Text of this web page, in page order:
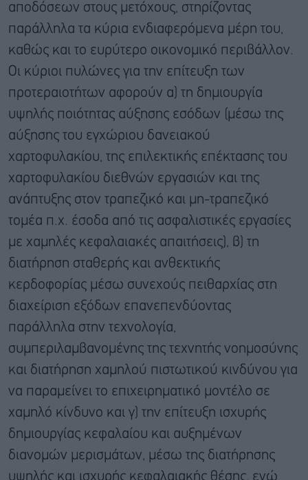
αποδόσεων στους μετόχους, στηρίζοντας
παράλληλα τα κύρια ενδιαφερόμενα μέρη του,
καθώς και το ευρύτερο οικονομικό περιβάλλον.
Οι κύριοι πυλώνες για την επίτευξη των
προτεραιοτήτων αφορούν α) τη δημιουργία
υψηλής ποιότητας αύξησης εσόδων (μέσω της
αύξησης του εγχώριου δανειακού
χαρτοφυλακίου, της επιλεκτικής επέκτασης του
χαρτοφυλακίου διεθνών εργασιών και της
ανάπτυξης στον τραπεζικό και μη-τραπεζικό
τομέα π.χ. έσοδα από τις ασφαλιστικές εργασίες
με χαμηλές κεφαλαιακές απαιτήσεις), β) τη
διατήρηση σταθερής και ανθεκτικής
κερδοφορίας μέσω συνεχούς πειθαρχίας στη
διαχείριση εξόδων επανεπενδύοντας
παράλληλα στην τεχνολογία,
συμπεριλαμβανομένης της τεχνητής νοημοσύνης
και διατήρηση χαμηλού πιστωτικού κινδύνου για
να παραμείνει το επιχειρηματικό μοντέλο σε
χαμηλό κίνδυνο και γ) την επίτευξη ισχυρής
δημιουργίας κεφαλαίου και αυξημένων
διανομών μερισμάτων, μέσω της διατήρησης
υψηλής και ισχυρής κεφαλαιακής θέσης, ενώ